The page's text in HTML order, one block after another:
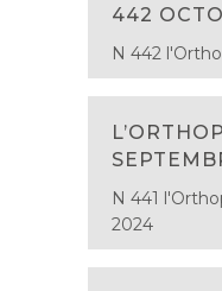
442
N 442
N 441
2024